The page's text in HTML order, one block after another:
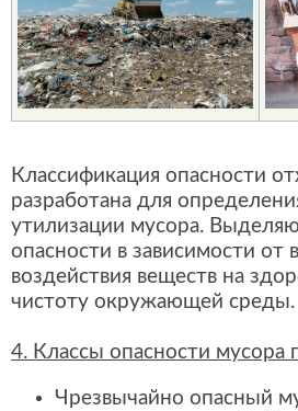
Классификация опасности
разработана для
утилизации мусора.
опасности в зависимости от
воздействия веществ на
чистоту окружающей среды.
4. Классы опасности мусора
Чрезвычайно опасный